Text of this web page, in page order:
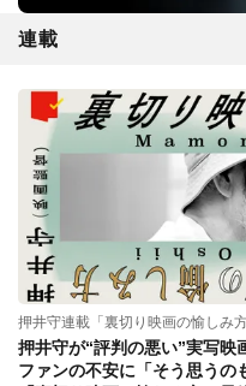
連載
押井守連載「裏切り映画の愉しみ方
押井守が“評判の悪い”実写映
ファンの不安に「そう思うの